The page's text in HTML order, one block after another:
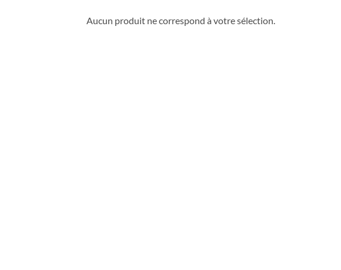
Aucun produit ne correspond à votre sélection.